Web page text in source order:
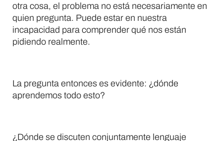
otra cosa, el problema no está necesariamente en
quien pregunta. Puede estar en nuestra
incapacidad para comprender qué nos están
pidiendo realmente.
La pregunta entonces es evidente: ¿dónde
aprendemos todo esto?
¿Dónde se discuten conjuntamente lenguaje